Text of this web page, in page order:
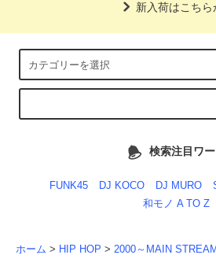
新入荷はこちら
検索注目ワ
FUNK45 DJ KOCO DJ MURO
和モノ A TO Z
ホーム > HIP HOP > 2000～MAIN STREAM